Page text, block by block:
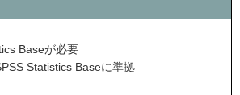
Baseが必要
Statistics Baseに準拠